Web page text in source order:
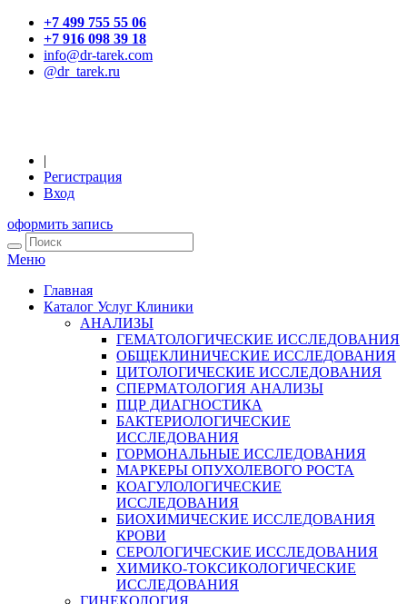
+7 499 755 55 06
+7 916 098 39 18
info@dr-tarek.com
@dr_tarek.ru
|
Регистрация
Вход
оформить запись
Меню
Главная
Каталог Услуг Клиники
АНАЛИЗЫ
ГЕМАТОЛОГИЧЕСКИЕ ИССЛЕДОВАНИЯ
ОБЩЕКЛИНИЧЕСКИЕ ИССЛЕДОВАНИЯ
ЦИТОЛОГИЧЕСКИЕ ИССЛЕДОВАНИЯ
СПЕРМАТОЛОГИЯ АНАЛИЗЫ
ПЦР ДИАГНОСТИКА
БАКТЕРИОЛОГИЧЕСКИЕ
ИССЛЕДОВАНИЯ
ГОРМОНАЛЬНЫЕ ИССЛЕДОВАНИЯ
МАРКЕРЫ ОПУХОЛЕВОГО РОСТА
КОАГУЛОЛОГИЧЕСКИЕ
ИССЛЕДОВАНИЯ
БИОХИМИЧЕСКИЕ ИССЛЕДОВАНИЯ
КРОВИ
СЕРОЛОГИЧЕСКИЕ ИССЛЕДОВАНИЯ
ХИМИКО-ТОКСИКОЛОГИЧЕСКИЕ
ИССЛЕДОВАНИЯ
ГИНЕКОЛОГИЯ